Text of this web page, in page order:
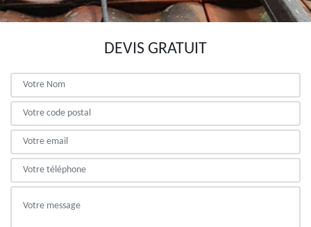
DEVIS GRATUIT